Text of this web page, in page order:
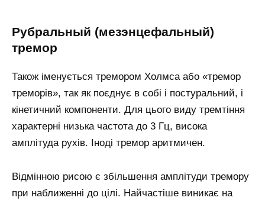
Рубральный (мезэнцефальный)
тремор
Також іменується тремором Холмса або «тремор
треморів», так як поєднує в собі і постуральний, і
кінетичний компоненти. Для цього виду тремтіння
характерні низька частота до 3 Гц, висока
амплітуда рухів. Іноді тремор аритмичен.
Відмінною рисою є збільшення амплітуди тремору
при наближенні до цілі. Найчастіше виникає на